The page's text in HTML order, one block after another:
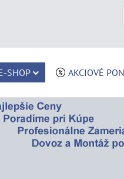
SHOP AKCIOVÉ